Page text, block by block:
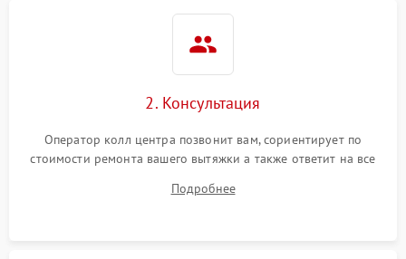
2. Консультация
Оператор колл центра позвонит вам, сориентирует по
стоимости ремонта вашего вытяжки а также ответит на все
Подробнее